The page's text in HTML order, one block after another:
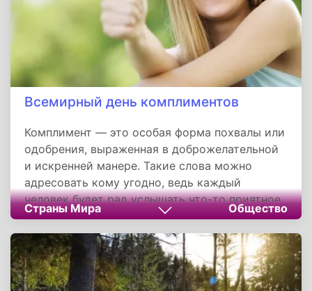
Всемирный день комплиментов
Комплимент — это особая форма похвалы или
одобрения, выраженная в доброжелательной
и искренней манере. Такие слова можно
адресовать кому угодно, ведь каждый
человек будет рад услышать что-то приятное
в свой адрес, особенно если это сказано без
особого повода. Однако важно помнить, что
комплимент должен быть основан на
реальных фактах, иначе он рискует
превратиться в лесть, которая вызовет лишь
Страны Мира Общество